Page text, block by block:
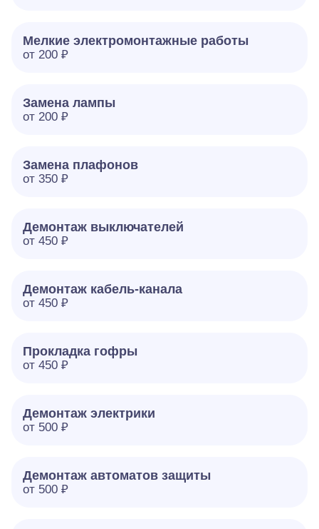
Мелкие электромонтажные работы
от 200 ₽
Замена лампы
от 200 ₽
Замена плафонов
от 350 ₽
Демонтаж выключателей
от 450 ₽
Демонтаж кабель-канала
от 450 ₽
Прокладка гофры
от 450 ₽
Демонтаж электрики
от 500 ₽
Демонтаж автоматов защиты
от 500 ₽